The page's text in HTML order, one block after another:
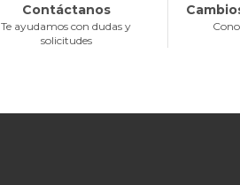
Contáctanos
Te ayudamos con dudas y
solicitudes